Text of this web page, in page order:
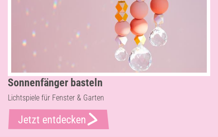
Sonnenfänger basteln
Lichtspiele für Fenster & Garten
Jetzt entdecken